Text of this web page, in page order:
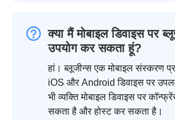
क्या मैं मोबाइल डिवाइस पर
उपयोग कर सकता हूं?
हां। ब्लूजीन्स एक मोबाइल संस्करण
iOS और Android डिवाइस पर
भी व्यक्ति मोबाइल डिवाइस पर
सकता है और होस्ट कर सकता है।